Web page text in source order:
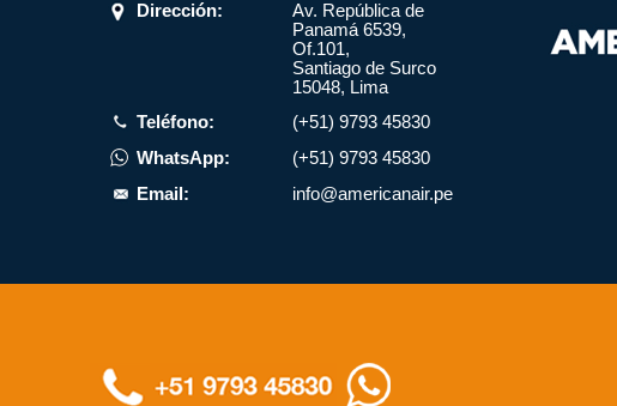
Dirección:
Av. República de
Panamá 6539,
Of.101,
Santiago de Surco
15048, Lima
Teléfono:
(+51) 9793 45830
WhatsApp:
(+51) 9793 45830
Email:
info@americanair.pe